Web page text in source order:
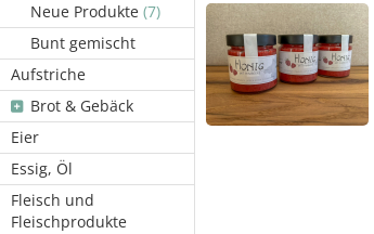
Neue Produkte (7)
Bunt gemischt
Aufstriche
Brot & Gebäck
Eier
Essig, Öl
Fleisch und
Fleischprodukte